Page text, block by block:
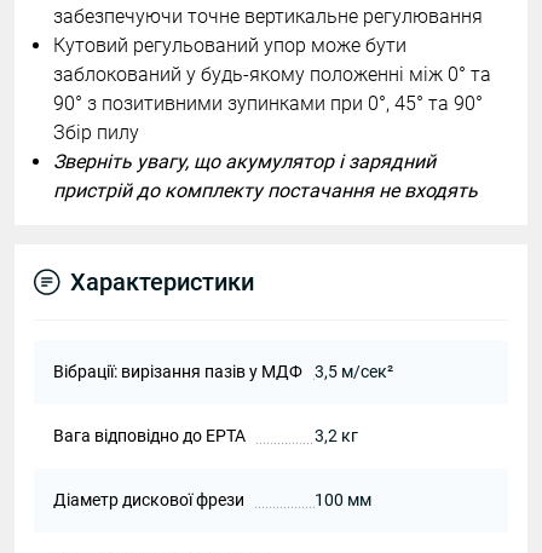
забезпечуючи точне вертикальне регулювання
Кутовий регульований упор може бути
заблокований у будь-якому положенні між 0° та
90° з позитивними зупинками при 0°, 45° та 90°
Збір пилу
Зверніть увагу, що акумулятор і зарядний
пристрій до комплекту постачання не входять
Характеристики
Вібрації: вирізання пазів у МДФ 3,5 м/сек²
Вага відповідно до EPTA 3,2 кг
Діаметр дискової фрези 100 мм